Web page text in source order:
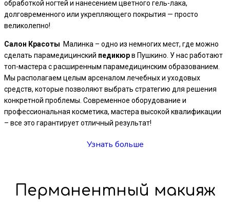
обработкой ногтей и нанесением цветного гель-лака,
долговременного или укрепляющего покрытия — просто
великолепно!
Салон Красоты Малинка – одно из немногих мест, где можно
сделать парамедицинский педикюрв Пушкино. У нас работают
топ-мастера с расширенным парамедицинским образованием.
Мы располагаем целым арсеналом лечебных и уходовых
средств, которые позволяют выбрать стратегию для решения
конкретной проблемы. Современное оборудование и
профессиональная косметика, мастера высокой квалификации
– все это гарантирует отличный результат!
Узнать больше
Перманентный макияж